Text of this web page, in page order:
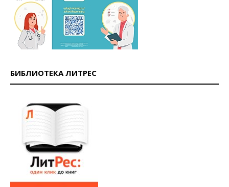
БИБЛИОТЕКА ЛИТРЕС